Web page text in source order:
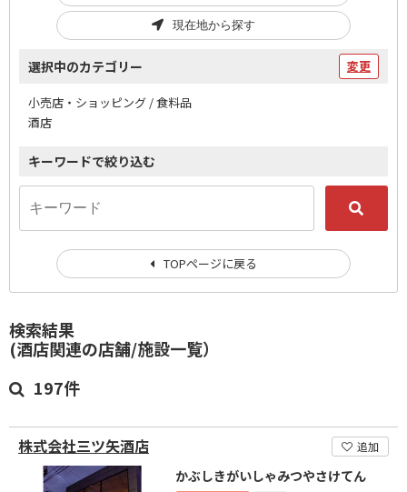
検索結果
(酒店関連の店舗/施設一覧）
197件
株式会社三ツ矢酒店 追加
かぶしきがいしゃみつやさけてん
現在地から探す
選択中のカテゴリー 変更
小売店・ショッピング / 食料品
酒店
キーワードで絞り込む
TOPページに戻る